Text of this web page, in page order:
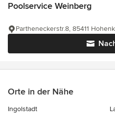
Poolservice Weinberg
Partheneckerstr.8, 85411
Orte in der Nähe
Ingolstadt